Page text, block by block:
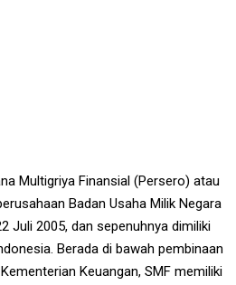
Multigriya Finansial (Persero) atau
Badan Usaha Milik Negara
Juli 2005, dan sepenuhnya dimiliki
Berada di bawah pembinaan
Keuangan, SMF memiliki